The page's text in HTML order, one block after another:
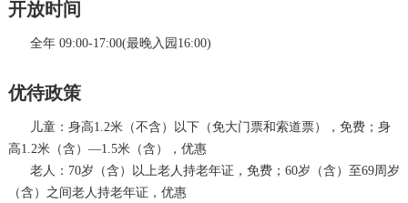
开放时间
全年 09:00-17:00(最晚入园16:00)
优待政策
儿童：身高1.2米（不含）以下（免大门票和索道票），免费；身
高1.2米（含）—1.5米（含），优惠
老人：70岁（含）以上老人持老年证，免费；60岁（含）至69周岁
（含）之间老人持老年证，优惠